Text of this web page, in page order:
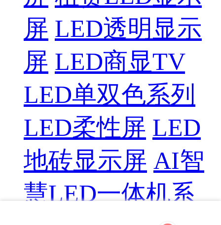
屏 LED透明显示
屏 LED商显TV
LED单双色系列
LED柔性屏 LED
地砖显示屏 AI智
慧LED一体机系